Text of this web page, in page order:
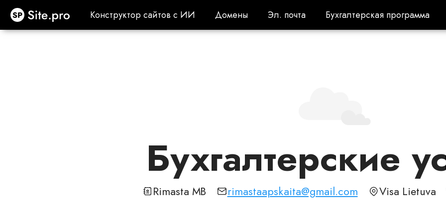
Site.pro Конструктор сайтов с ИИ
Конструктор сайтов с ИИ Домены
Домены Эл. почта
Эл. почта Бухгалтерская программа
Бухгалтерская программа
Бухгалтерские
Rimasta MB rimastaapskaita@gmail.com Visa Lietuva